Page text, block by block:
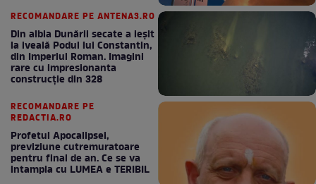
RECOMANDARE PE ANTENA3.RO
Din albia Dunării secate a ieșit
la iveală Podul lui Constantin,
din Imperiul Roman. Imagini
rare cu impresionanta
construcție din 328
RECOMANDARE PE
REDACTIA.RO
Profetul Apocalipsei,
previziune cutremuratoare
pentru final de an. Ce se va
intampla cu LUMEA e TERIBIL